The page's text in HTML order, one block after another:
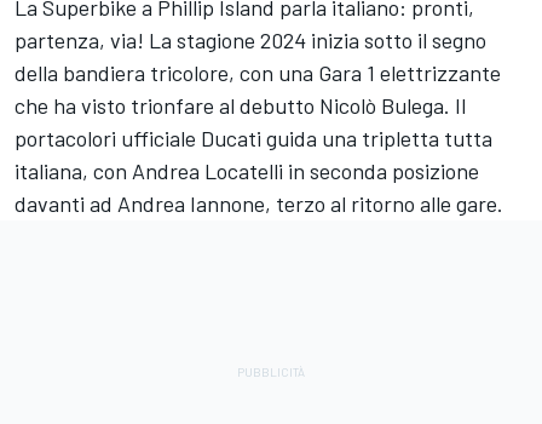
La Superbike a Phillip Island parla italiano: pronti,
partenza, via! La stagione 2024 inizia sotto il segno
della bandiera tricolore, con una Gara 1 elettrizzante
che ha visto trionfare al debutto Nicolò Bulega. Il
portacolori ufficiale Ducati guida una tripletta tutta
italiana, con Andrea Locatelli in seconda posizione
davanti ad Andrea Iannone, terzo al ritorno alle gare.